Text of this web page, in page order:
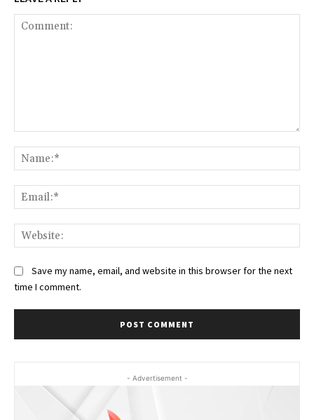
Save my name, email, and website in this browser for the next
time I comment.
- Advertisement -